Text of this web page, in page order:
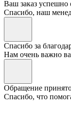
Ваш заказ успешно
Спасибо, наш
Спасибо за
Нам очень важно
Обращение
Спасибо, что